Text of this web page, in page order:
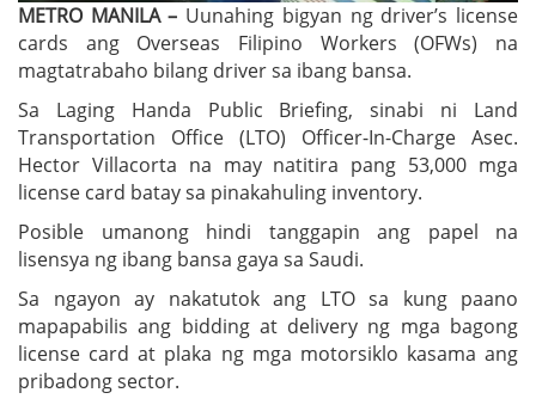
METRO MANILA – Uunahing bigyan ng driver’s license
cards ang Overseas Filipino Workers (OFWs) na
magtatrabaho bilang driver sa ibang bansa.
Sa Laging Handa Public Briefing, sinabi ni Land
Transportation Office (LTO) Officer-In-Charge Asec.
Hector Villacorta na may natitira pang 53,000 mga
license card batay sa pinakahuling inventory.
Posible umanong hindi tanggapin ang papel na
lisensya ng ibang bansa gaya sa Saudi.
Sa ngayon ay nakatutok ang LTO sa kung paano
mapapabilis ang bidding at delivery ng mga bagong
license card at plaka ng mga motorsiklo kasama ang
pribadong sector.